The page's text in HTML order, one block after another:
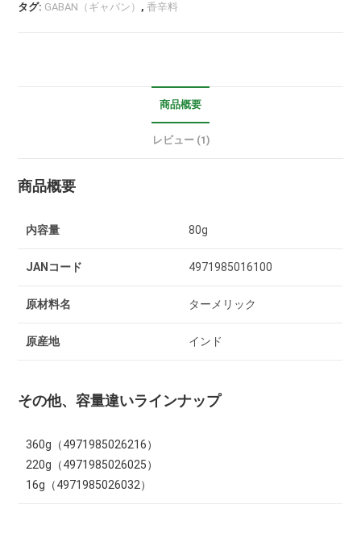
5.00 点
タグ: GABAN（ギャバン） ,香辛料
商品概要
レビュー (1)
商品概要
内容量 80g
JANコード 4971985016100
原材料名 ターメリック
原産地 インド
その他、容量違いラインナップ
360g（4971985026216）
220g（4971985026025）
16g（4971985026032）